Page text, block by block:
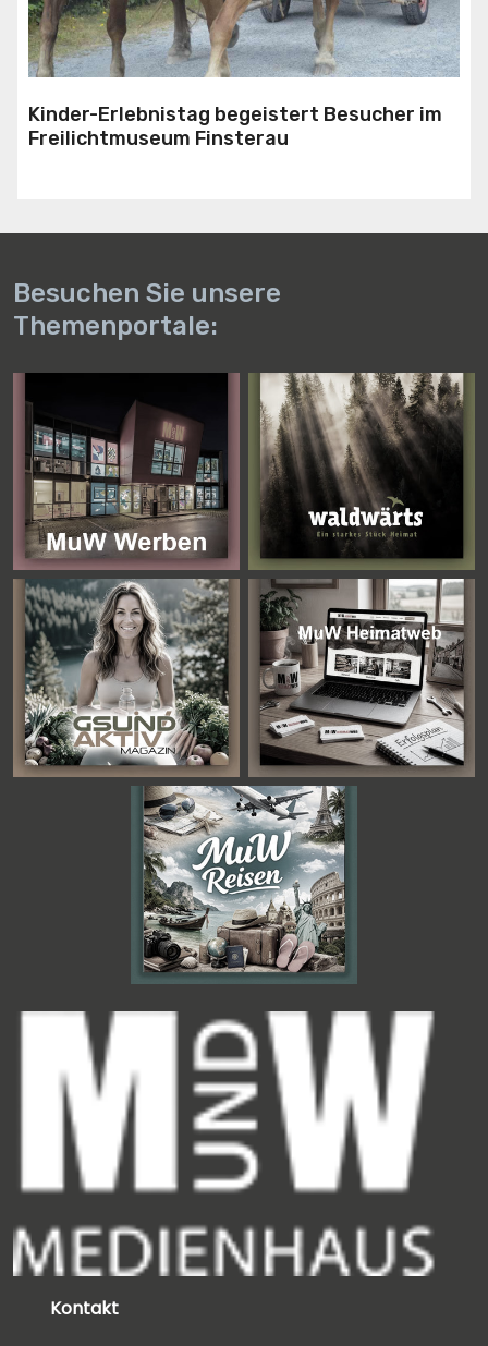
Kinder-Erlebnistag begeistert Besucher im
Freilichtmuseum Finsterau
Besuchen Sie unsere
Themenportale:
Kontakt